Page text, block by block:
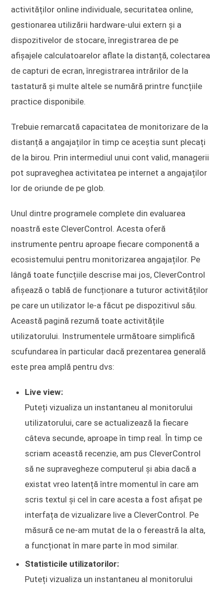
activităților online individuale, securitatea online,
gestionarea utilizării hardware-ului extern și a
dispozitivelor de stocare, înregistrarea de pe
afișajele calculatoarelor aflate la distanță, colectarea
de capturi de ecran, înregistrarea intrărilor de la
tastatură și multe altele se numără printre funcțiile
practice disponibile.
Trebuie remarcată capacitatea de monitorizare de la
distanță a angajaților în timp ce aceștia sunt plecați
de la birou. Prin intermediul unui cont valid, managerii
pot supraveghea activitatea pe internet a angajaților
lor de oriunde de pe glob.
Unul dintre programele complete din evaluarea
noastră este CleverControl. Acesta oferă
instrumente pentru aproape fiecare componentă a
ecosistemului pentru monitorizarea angajaților. Pe
lângă toate funcțiile descrise mai jos, CleverControl
afișează o tablă de funcționare a tuturor activităților
pe care un utilizator le-a făcut pe dispozitivul său.
Această pagină rezumă toate activitățile
utilizatorului. Instrumentele următoare simplifică
scufundarea în particular dacă prezentarea generală
este prea amplă pentru dvs:
Live view:
Puteți vizualiza un instantaneu al monitorului
utilizatorului, care se actualizează la fiecare
câteva secunde, aproape în timp real. În timp ce
scriam această recenzie, am pus CleverControl
să ne supravegheze computerul și abia dacă a
existat vreo latență între momentul în care am
scris textul și cel în care acesta a fost afișat pe
interfața de vizualizare live a CleverControl. Pe
măsură ce ne-am mutat de la o fereastră la alta,
a funcționat în mare parte în mod similar.
Statisticile utilizatorilor:
Puteți vizualiza un instantaneu al monitorului